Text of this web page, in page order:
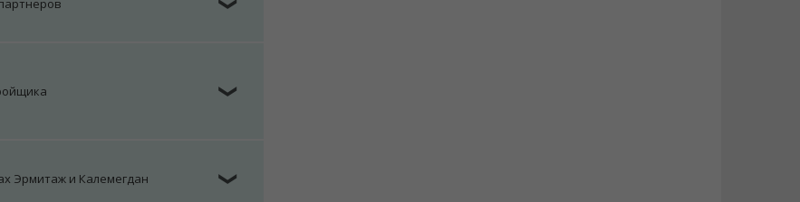
❯
❯
Эрмитаж и Калемегдан ❯